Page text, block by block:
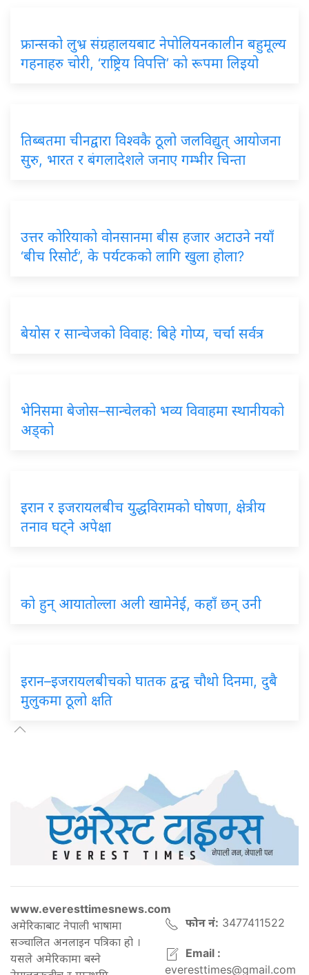
फ्रान्सको लुभ्र संग्रहालयबाट नेपोलियनकालीन बहुमूल्य
गहनाहरु चोरी, ‘राष्ट्रिय विपत्ति’ को रूपमा लिइयो
तिब्बतमा चीनद्वारा विश्वकै ठूलो जलविद्युत् आयोजना
सुरु, भारत र बंगलादेशले जनाए गम्भीर चिन्ता
उत्तर कोरियाको वोनसानमा बीस हजार अटाउने नयाँ
‘बीच रिसोर्ट’, के पर्यटकको लागि खुला होला?
बेयोस र सान्चेजको विवाह: बिहे गोप्य, चर्चा सर्वत्र
भेनिसमा बेजोस–सान्चेलको भव्य विवाहमा स्थानीयको
अड्को
इरान र इजरायलबीच युद्धविरामको घोषणा, क्षेत्रीय
तनाव घट्ने अपेक्षा
को हुन् आयातोल्ला अली खामेनेई, कहाँ छन् उनी
इरान–इजरायलबीचको घातक द्वन्द्व चौथो दिनमा, दुबै
मुलुकमा ठूलो क्षति
www.everesttimesnews.com
अमेरिकाबाट नेपाली भाषामा
सञ्चालित अनलाइन पत्रिका हो ।
यसले अमेरिकामा बस्ने
फोन नं: 3477411522
Email :
everesttimes@gmail.com